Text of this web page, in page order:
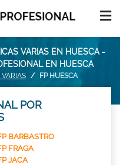
VARIAS EN HUESCA -
EN HUESCA
FP HUESCA
POR
BARBASTRO
FRAGA
JACA